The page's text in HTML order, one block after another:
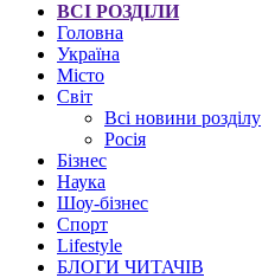
ВСІ РОЗДІЛИ
Головна
Україна
Місто
Світ
Всі новини розділу
Росія
Бізнес
Наука
Шоу-бізнес
Спорт
Lifestyle
БЛОГИ ЧИТАЧІВ